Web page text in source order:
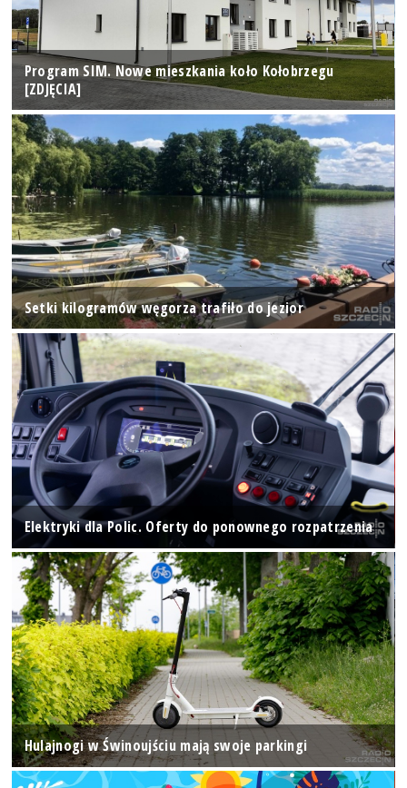
Program SIM. Nowe mieszkania koło Kołobrzegu
[ZDJĘCIA]
Setki kilogramów węgorza trafiło do jezior
Elektryki dla Polic. Oferty do ponownego rozpatrzenia
Hulajnogi w Świnoujściu mają swoje parkingi